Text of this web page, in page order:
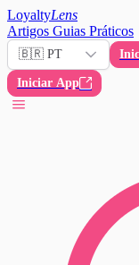
LoyaltyLens
Artigos Guias Práticos
🇧🇷 PT
Iniciar App